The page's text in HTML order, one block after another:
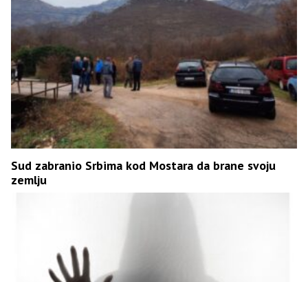
Sud zabranio Srbima kod Mostara da brane svoju
zemlju